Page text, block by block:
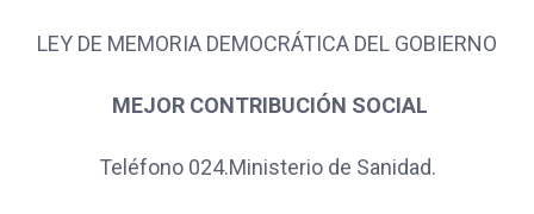
LEY DE MEMORIA DEMOCRÁTICA DEL GOBIERNO
MEJOR CONTRIBUCIÓN SOCIAL
Teléfono 024.Ministerio de Sanidad.